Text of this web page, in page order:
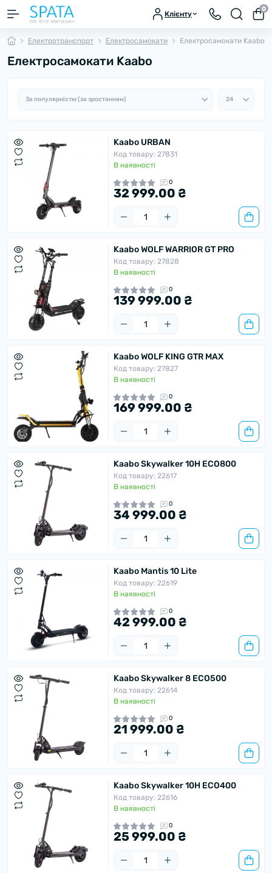
Клієнту
0
Електротранспорт Електросамокати Електросамокати Kaabo
Електросамокати Kaabo
Kaabo URBAN
Код товару: 27831
В наявності
0
32 999.00 ₴
Kaabo WOLF WARRIOR GT PRO
Код товару: 27828
В наявності
0
139 999.00 ₴
Kaabo WOLF KING GTR MAX
Код товару: 27827
В наявності
0
169 999.00 ₴
Kaabo Skywalker 10H ECO800
Код товару: 22617
В наявності
0
34 999.00 ₴
Kaabo Mantis 10 Lite
Код товару: 22619
В наявності
0
42 999.00 ₴
Kaabo Skywalker 8 ECO500
Код товару: 22614
В наявності
0
21 999.00 ₴
Kaabo Skywalker 10H ECO400
Код товару: 22616
В наявності
0
25 999.00 ₴